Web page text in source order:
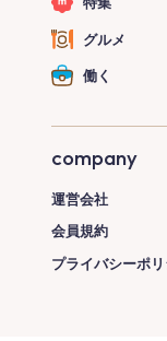
グルメ
働く
company
運営会社
会員規約
プライバシーポ